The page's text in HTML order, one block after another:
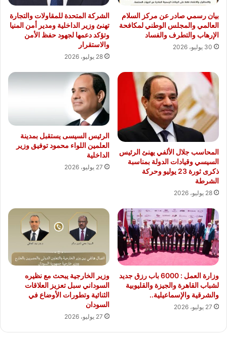
بيان رسمي صادر عن مركز السلام
العالمي والمجلس الوطني لمكافحة
الإرهاب والتطرف والفساد
30 يوليو، 2026
الشركة المتحدة للمقاولات والتجارة
تهنئ وزير الداخلية ومدير أمن المنيا
وتؤكد دعمها لجهود حفظ الأمن
والاستقرار
28 يوليو، 2026
المحاسب جلال الألفي يهنئ الرئيس
السيسي وقيادات الدولة بمناسبة
ذكرى ثورة 23 يوليو وحركة
الشرطة
28 يوليو، 2026
الرئيس السيسى يستقبل بمدينة
العلمين اللواء محمود توفيق وزير
الداخلية
27 يوليو، 2026
وزارة العمل : 6000 باب رزق جديد
لشباب القاهرة والجيزة والقليوبية
والشرقية والإسماعيلية..
27 يوليو، 2026
وزير الخارجية يبحث مع نظيره
السوداني سبل تعزيز العلاقات
الثنائية وتطورات الأوضاع في
السودان
27 يوليو، 2026